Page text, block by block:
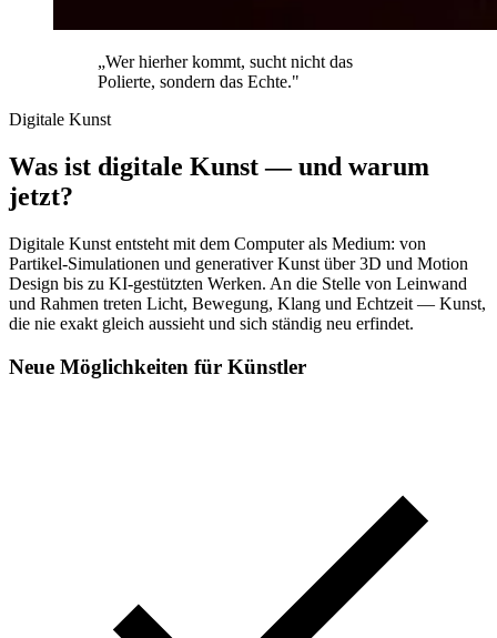
„Wer hierher kommt, sucht nicht das
Polierte, sondern das Echte."
Digitale Kunst
Was ist digitale Kunst — und warum
jetzt?
Digitale Kunst entsteht mit dem Computer als Medium: von
Partikel-Simulationen und generativer Kunst über 3D und Motion
Design bis zu KI-gestützten Werken. An die Stelle von Leinwand
und Rahmen treten Licht, Bewegung, Klang und Echtzeit — Kunst,
die nie exakt gleich aussieht und sich ständig neu erfindet.
Neue Möglichkeiten für Künstler